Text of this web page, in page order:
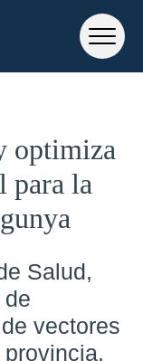
optimiza
para la
Salud,
vectores